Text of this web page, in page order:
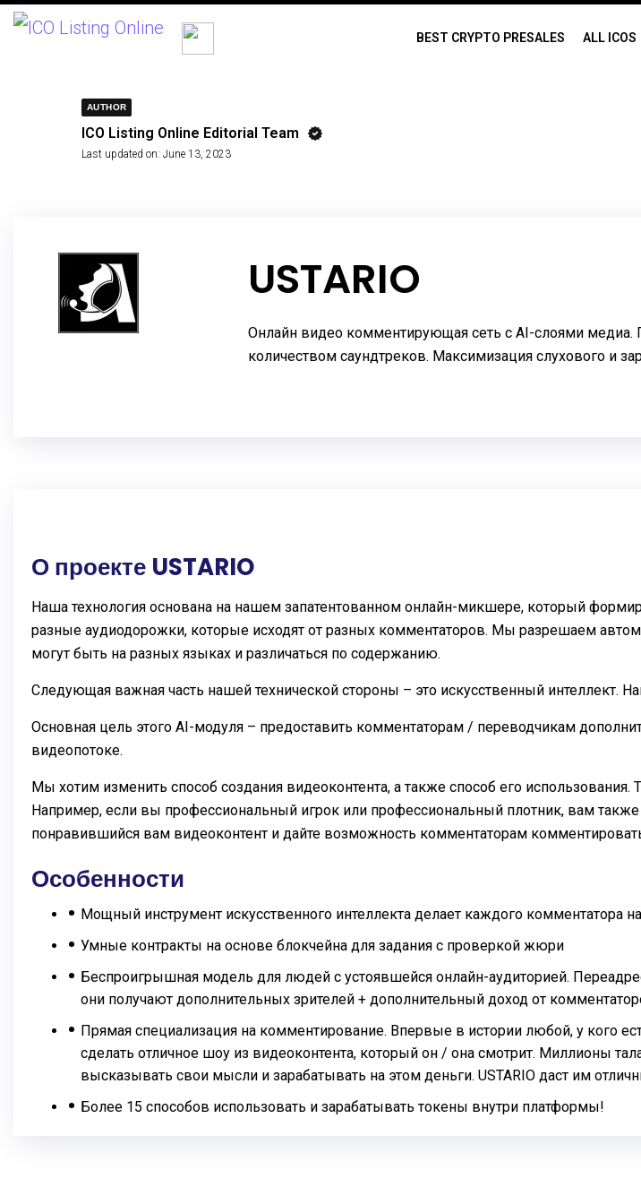
BEST CRYPTO PRESALES ALL ICOS
AUTHOR
ICO Listing Online Editorial Team
Last updated on: June 13, 2023
USTARIO
Онлайн видео комментирующая сеть с AI-слоями
количеством саундтреков. Максимизация слухового и
О проекте USTARIO
Наша технология основана на нашем запатентованном онлайн-микшере, который
разные аудиодорожки, которые исходят от разных комментаторов. Мы разрешаем
могут быть на разных языках и различаться по содержанию.
Следующая важная часть нашей технической стороны – это искусственный интеллект.
Основная цель этого AI-модуля – предоставить комментаторам / переводчикам
видеопотоке.
Мы хотим изменить способ создания видеоконтента, а также способ его
Например, если вы профессиональный игрок или профессиональный плотник, вам
понравившийся вам видеоконтент и дайте возможность комментаторам
Особенности
Мощный инструмент искусственного интеллекта делает каждого
Умные контракты на основе блокчейна для задания с проверкой жюри
Беспроигрышная модель для людей с устоявшейся онлайн-аудиторией.
они получают дополнительных зрителей + дополнительный доход от
Прямая специализация на комментирование. Впервые в истории любой, у кого
сделать отличное шоу из видеоконтента, который он / она смотрит. Миллионы
высказывать свои мысли и зарабатывать на этом деньги. USTARIO даст им
Более 15 способов использовать и зарабатывать токены внутри платформы!